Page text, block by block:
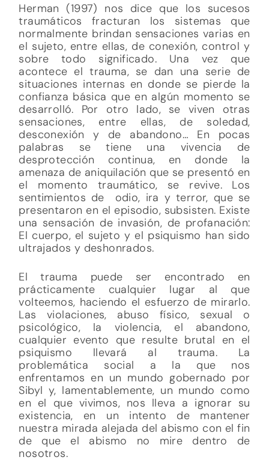
Herman (1997) nos dice que los sucesos
traumáticos fracturan los sistemas que
normalmente brindan sensaciones varias en
el sujeto, entre ellas, de conexión, control y
sobre todo significado. Una vez que
acontece el trauma, se dan una serie de
situaciones internas en donde se pierde la
confianza básica que en algún momento se
desarrolló. Por otro lado, se viven otras
sensaciones, entre ellas, de soledad,
desconexión y de abandono… En pocas
palabras se tiene una vivencia de
desprotección continua, en donde la
amenaza de aniquilación que se presentó en
el momento traumático, se revive. Los
sentimientos de odio, ira y terror, que se
presentaron en el episodio, subsisten. Existe
una sensación de invasión, de profanación:
El cuerpo, el sujeto y el psiquismo han sido
ultrajados y deshonrados.
El trauma puede ser encontrado en
prácticamente cualquier lugar al que
volteemos, haciendo el esfuerzo de mirarlo.
Las violaciones, abuso físico, sexual o
psicológico, la violencia, el abandono,
cualquier evento que resulte brutal en el
psiquismo llevará al trauma. La
problemática social a la que nos
enfrentamos en un mundo gobernado por
Sibyl y, lamentablemente, un mundo como
en el que vivimos, nos lleva a ignorar su
existencia, en un intento de mantener
nuestra mirada alejada del abismo con el fin
de que el abismo no mire dentro de
nosotros.